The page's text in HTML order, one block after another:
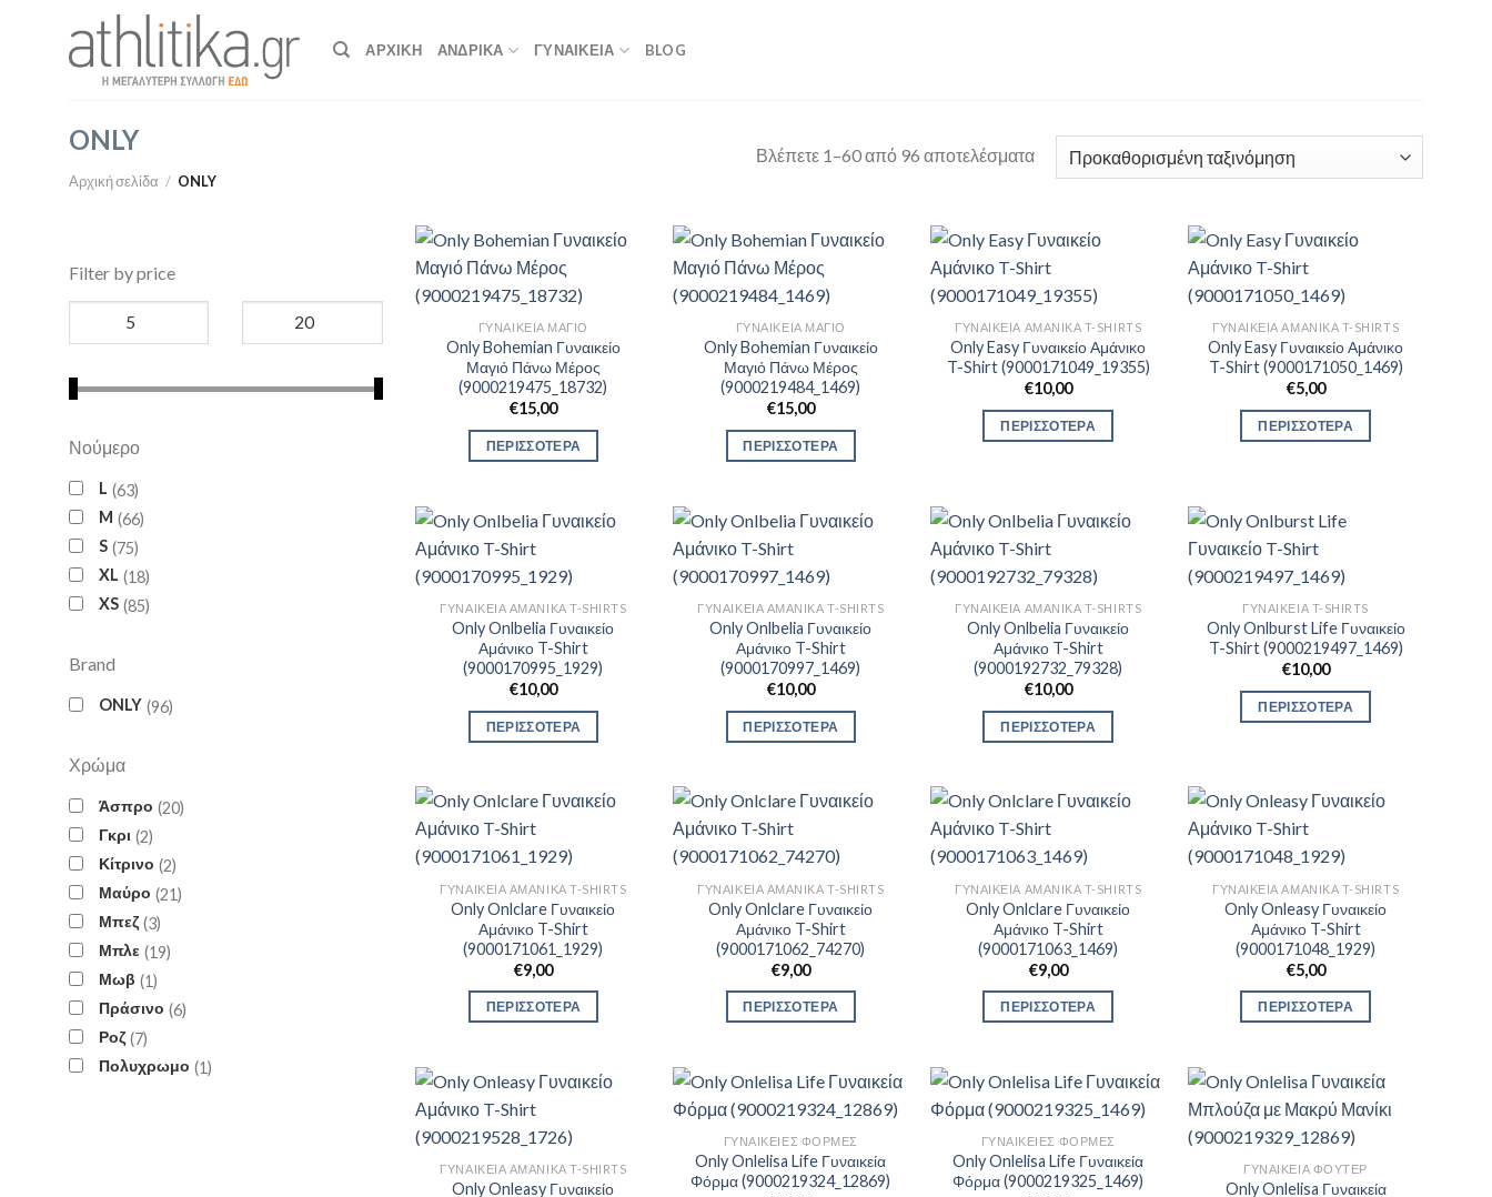
ΑΡΧΙΚΉ ΑΝΔΡΙΚΑ ΓΥΝΑΙΚΕΙΑ BLOG
ONLY
Αρχική σελίδα / ONLY
Βλέπετε 1–60 από 96 αποτελέσματα
Filter by price
Νούμερο
L 63
M 66
S 75
XL 18
XS 85
Brand
ONLY 96
Χρώμα
Άσπρο 20
Γκρι 2
Κίτρινο 2
Μαύρο 21
Μπεζ 3
Μπλε 19
Μωβ 1
Πράσινο 6
Ροζ 7
Πολυχρωμο 1
ΓΥΝΑΙΚΕΊΑ ΜΑΓΙΌ
Only Bohemian Γυναικείο
Μαγιό Πάνω Μέρος
(9000219475_18732)
€15,00
ΠΕΡΙΣΣΟΤΕΡΑ
ΓΥΝΑΙΚΕΊΑ ΜΑΓΙΌ
Only Bohemian Γυναικείο
Μαγιό Πάνω Μέρος
(9000219484_1469)
€15,00
ΠΕΡΙΣΣΟΤΕΡΑ
ΓΥΝΑΙΚΕΊΑ ΑΜΆΝΙΚΑ T-SHIRTS
Only Easy Γυναικείο Αμάνικο
T-Shirt (9000171049_19355)
€10,00
ΠΕΡΙΣΣΟΤΕΡΑ
ΓΥΝΑΙΚΕΊΑ ΑΜΆΝΙΚΑ T-SHIRTS
Only Easy Γυναικείο Αμάνικο
T-Shirt (9000171050_1469)
€5,00
ΠΕΡΙΣΣΟΤΕΡΑ
ΓΥΝΑΙΚΕΊΑ ΑΜΆΝΙΚΑ T-SHIRTS
Only Onlbelia Γυναικείο
Αμάνικο T-Shirt
(9000170995_1929)
€10,00
ΠΕΡΙΣΣΟΤΕΡΑ
ΓΥΝΑΙΚΕΊΑ ΑΜΆΝΙΚΑ T-SHIRTS
Only Onlbelia Γυναικείο
Αμάνικο T-Shirt
(9000170997_1469)
€10,00
ΠΕΡΙΣΣΟΤΕΡΑ
ΓΥΝΑΙΚΕΊΑ ΑΜΆΝΙΚΑ T-SHIRTS
Only Onlbelia Γυναικείο
Αμάνικο T-Shirt
(9000192732_79328)
€10,00
ΠΕΡΙΣΣΟΤΕΡΑ
ΓΥΝΑΙΚΕΊΑ T-SHIRTS
Only Onlburst Life Γυναικείο
T-Shirt (9000219497_1469)
€10,00
ΠΕΡΙΣΣΟΤΕΡΑ
ΓΥΝΑΙΚΕΊΑ ΑΜΆΝΙΚΑ T-SHIRTS
Only Onlclare Γυναικείο
Αμάνικο T-Shirt
(9000171061_1929)
€9,00
ΠΕΡΙΣΣΟΤΕΡΑ
ΓΥΝΑΙΚΕΊΑ ΑΜΆΝΙΚΑ T-SHIRTS
Only Onlclare Γυναικείο
Αμάνικο T-Shirt
(9000171062_74270)
€9,00
ΠΕΡΙΣΣΟΤΕΡΑ
ΓΥΝΑΙΚΕΊΑ ΑΜΆΝΙΚΑ T-SHIRTS
Only Onlclare Γυναικείο
Αμάνικο T-Shirt
(9000171063_1469)
€9,00
ΠΕΡΙΣΣΟΤΕΡΑ
ΓΥΝΑΙΚΕΊΑ ΑΜΆΝΙΚΑ T-SHIRTS
Only Onleasy Γυναικείο
Αμάνικο T-Shirt
(9000171048_1929)
€5,00
ΠΕΡΙΣΣΟΤΕΡΑ
ΓΥΝΑΙΚΕΊΑ ΑΜΆΝΙΚΑ T-SHIRTS
Only Onleasy Γυναικείο
ΓΥΝΑΙΚΕΊΕΣ ΦΌΡΜΕΣ
Only Onlelisa Life Γυναικεία
Φόρμα (9000219324_12869)
ΓΥΝΑΙΚΕΊΕΣ ΦΌΡΜΕΣ
Only Onlelisa Life Γυναικεία
Φόρμα (9000219325_1469)
ΓΥΝΑΙΚΕΊΑ ΦΟΎΤΕΡ
Only Onlelisa Γυναικεία